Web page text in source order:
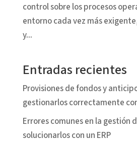
control sobre los procesos
entorno cada vez más
y...
Entradas recientes
Provisiones de fondos y
gestionarlos correctamente
Errores comunes en la gestión
solucionarlos con un ERP